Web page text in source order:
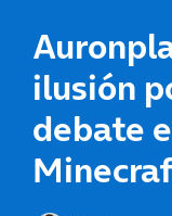
ilusión
debate